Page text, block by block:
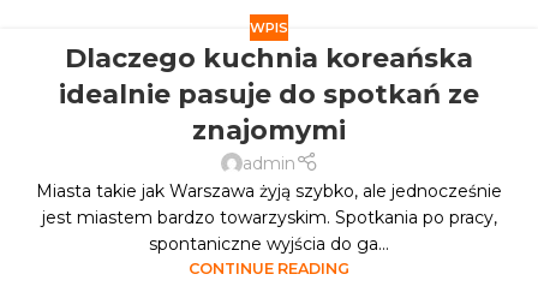
WPIS
Dlaczego kuchnia koreańska
idealnie pasuje do spotkań ze
znajomymi
admin
Miasta takie jak Warszawa żyją szybko, ale jednocześnie
jest miastem bardzo towarzyskim. Spotkania po pracy,
spontaniczne wyjścia do ga...
CONTINUE READING